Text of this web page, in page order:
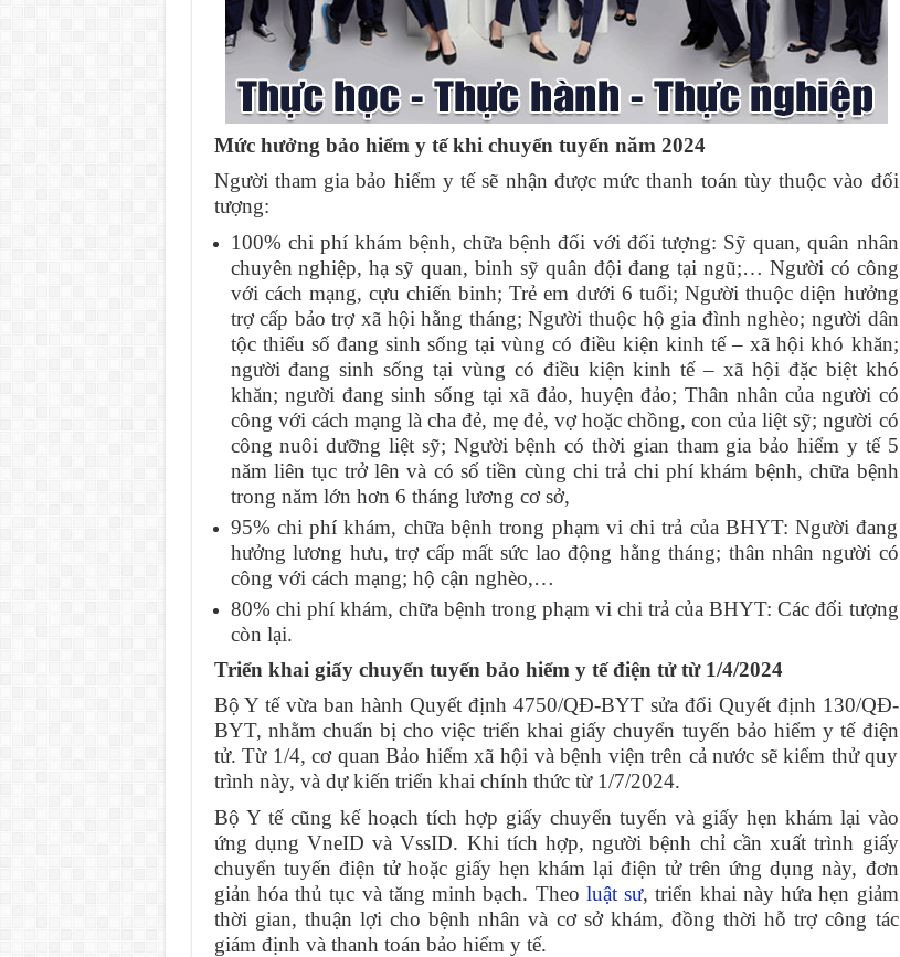
Mức hưởng bảo hiểm y tế khi chuyển tuyến năm 2024
Người tham gia bảo hiểm y tế sẽ nhận được mức thanh toán tùy thuộc vào đối
tượng:
100% chi phí khám bệnh, chữa bệnh đối với đối tượng: Sỹ quan, quân nhân
chuyên nghiệp, hạ sỹ quan, binh sỹ quân đội đang tại ngũ;… Người có công
với cách mạng, cựu chiến binh; Trẻ em dưới 6 tuổi; Người thuộc diện hưởng
trợ cấp bảo trợ xã hội hằng tháng; Người thuộc hộ gia đình nghèo; người dân
tộc thiểu số đang sinh sống tại vùng có điều kiện kinh tế – xã hội khó khăn;
người đang sinh sống tại vùng có điều kiện kinh tế – xã hội đặc biệt khó
khăn; người đang sinh sống tại xã đảo, huyện đảo; Thân nhân của người có
công với cách mạng là cha đẻ, mẹ đẻ, vợ hoặc chồng, con của liệt sỹ; người có
công nuôi dưỡng liệt sỹ; Người bệnh có thời gian tham gia bảo hiểm y tế 5
năm liên tục trở lên và có số tiền cùng chi trả chi phí khám bệnh, chữa bệnh
trong năm lớn hơn 6 tháng lương cơ sở,
95% chi phí khám, chữa bệnh trong phạm vi chi trả của BHYT: Người đang
hưởng lương hưu, trợ cấp mất sức lao động hằng tháng; thân nhân người có
công với cách mạng; hộ cận nghèo,…
80% chi phí khám, chữa bệnh trong phạm vi chi trả của BHYT: Các đối tượng
còn lại.
Triển khai giấy chuyển tuyến bảo hiểm y tế điện tử từ 1/4/2024
Bộ Y tế vừa ban hành Quyết định 4750/QĐ-BYT sửa đổi Quyết định 130/QĐ-
BYT, nhằm chuẩn bị cho việc triển khai giấy chuyển tuyến bảo hiểm y tế điện
tử. Từ 1/4, cơ quan Bảo hiểm xã hội và bệnh viện trên cả nước sẽ kiểm thử quy
trình này, và dự kiến triển khai chính thức từ 1/7/2024.
Bộ Y tế cũng kế hoạch tích hợp giấy chuyển tuyến và giấy hẹn khám lại vào
ứng dụng VneID và VssID. Khi tích hợp, người bệnh chỉ cần xuất trình giấy
chuyển tuyến điện tử hoặc giấy hẹn khám lại điện tử trên ứng dụng này, đơn
giản hóa thủ tục và tăng minh bạch. Theo luật sư, triển khai này hứa hẹn giảm
thời gian, thuận lợi cho bệnh nhân và cơ sở khám, đồng thời hỗ trợ công tác
giám định và thanh toán bảo hiểm y tế.